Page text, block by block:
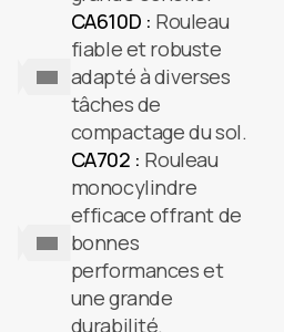
CA610D : Rouleau
fiable et robuste
adapté à diverses
tâches de
compactage du sol.
CA702 : Rouleau
monocylindre
efficace offrant de
bonnes
performances et
une grande
durabilité.